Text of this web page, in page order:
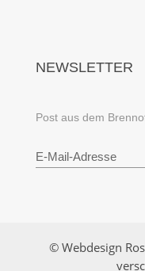
NEWSLETTER
Post aus dem
© Webdesign